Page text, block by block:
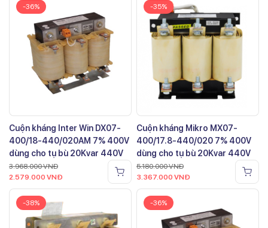
-36%
Cuộn kháng Inter Win DX07-
400/18-440/020AM 7% 400V
dùng cho tụ bù 20Kvar 440V
3.968.000VNĐ
2.579.000 VNĐ
-35%
Cuộn kháng Mikro MX07-
400/17.8-440/020 7% 400V
dùng cho tụ bù 20Kvar 440V
5.180.000VNĐ
3.367.000 VNĐ
-38% -36%